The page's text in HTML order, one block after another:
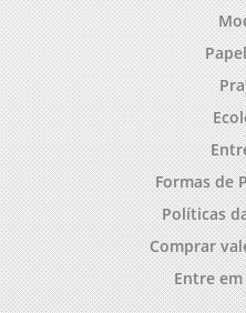
Formas de
Políticas
Comprar
Entre